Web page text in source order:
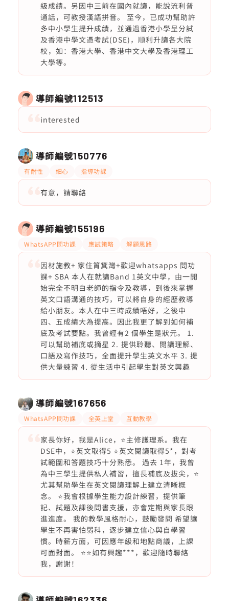
級成績。另因中三前在國內就讀，能說流利普
通話，可教授漢語拼音。 至今，已成功幫助許
多中小學生提升成績，並通過香港小學呈分試
及香港中學文憑考試(DSE)，順利升讀各大院
校，如：香港大學、香港中文大學及香港理工
大學等。
導師編號112513
interested
導師編號150776
有耐性 細心 指導功課
有意，請聯絡
導師編號155196
WhatsAPP問功課 應試策略 解題思路
因材施教+ 家住筲箕灣+歡迎whatsapps 問功
課+ SBA 本人在就讀Band 1英文中學，由一開
始完全不明白老師的指令及教導，到後來掌握
英文口語溝通的技巧，可以將自身的經歷教導
給小朋友。本人在中三時成績唔好，之後中
四、五成績大為提高。因此我更了解到如何補
底及考試要點。我曾經有2 個學生是狀元。 1.
可以幫助補底或摘星 2. ⁠提供聆聽、閱讀理解、
口語及寫作技巧，全面提升學生英文水平 3. ⁠提
供大量練習 4. ⁠從生活中引起學生對英文興趣
導師編號167656
WhatsAPP問功課 全英上堂 互動教學
家長你好，我是Alice，⭐️主修護理系。我在
DSE中，⭐️英文取得5 ⭐️英文閱讀取得5*，對考
試範圍和答題技巧十分熟悉。 過去 1年，我曾
為中三學生提供私人補習，擅長補底及拔尖，⭐️
尤其幫助學生在英文閱讀理解上建立清晰概
念。 ⭐️我會根據學生能力設計練習，提供筆
記、試題及課後問書支援，亦會定期與家長跟
進進度。 我的教學風格耐心，鼓勵發問 希望讓
學生不再害怕弱科，逐步建立信心與自學習
慣。時薪方面，可因應年級和地點商議，上課
可面對面。 ⭐️⭐️如有興趣***，歡迎隨時聯絡
我，謝謝！